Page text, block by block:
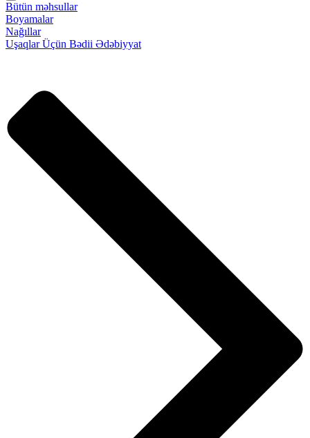
Bütün məhsullar
Boyamalar
Nağıllar
Uşaqlar Üçün Bədii Ədəbiyyat